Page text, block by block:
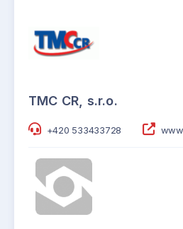
TMC CR, s.r.o.
+420 533433728